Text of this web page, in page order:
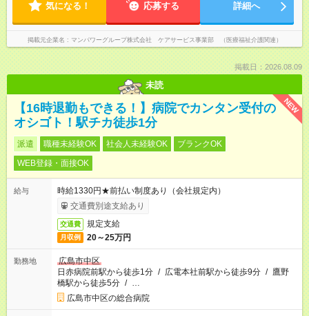
気になる！ 応募する 詳細へ
掲載元企業名 マンパワーグループ株式会社 ケアサービス事業部 （医療福祉介護関連）
掲載日：2026.08.09
未読
NEW
【16時退勤もできる！】病院でカンタン受付の
オシゴト！駅チカ徒歩1分
派遣 職種未経験OK 社会人未経験OK
ブランクOK
WEB登録・面接OK
給与
時給1330円★前払い制度あり（会社規定内）
交通費別途支給あり
交通費 規定支給
月収例 20～25万円
勤務地
広島市中区
日赤病院前駅から徒歩1分 / 広電本社前駅から徒歩9分 / 鷹野
橋駅から徒歩5分 / …
広島市中区の総合病院